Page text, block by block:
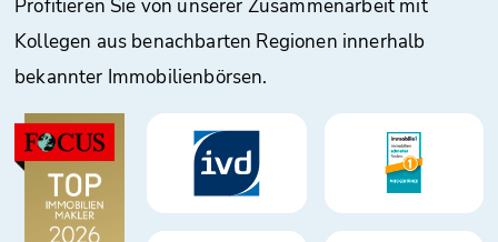
Profitieren Sie von unserer Zusammenarbeit mit
Kollegen aus benachbarten Regionen innerhalb
bekannter Immobilienbörsen.